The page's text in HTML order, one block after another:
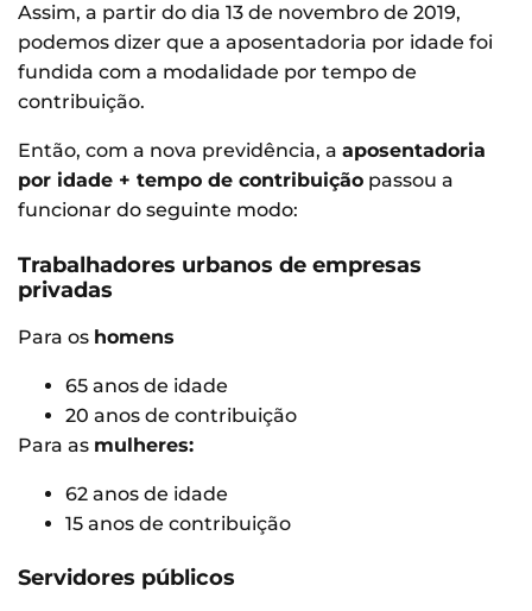
Assim, a partir do dia 13 de novembro de 2019,
podemos dizer que a aposentadoria por idade foi
fundida com a modalidade por tempo de
contribuição.
Então, com a nova previdência, a aposentadoria
por idade + tempo de contribuição passou a
funcionar do seguinte modo:
Trabalhadores urbanos de empresas
privadas
Para os homens
65 anos de idade
20 anos de contribuição
Para as mulheres:
62 anos de idade
15 anos de contribuição
Servidores públicos